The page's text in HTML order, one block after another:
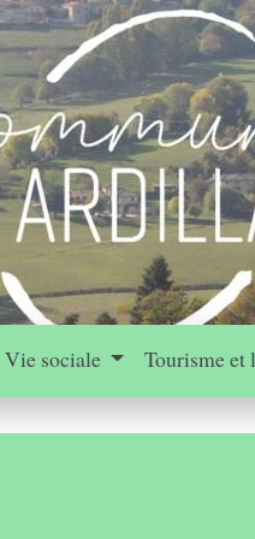
Vie sociale Tourisme et